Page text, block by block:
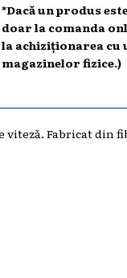
*Dacă un produs
doar la comanda
la achiziționarea cu
magazinelor fizice.)
Fabricat din